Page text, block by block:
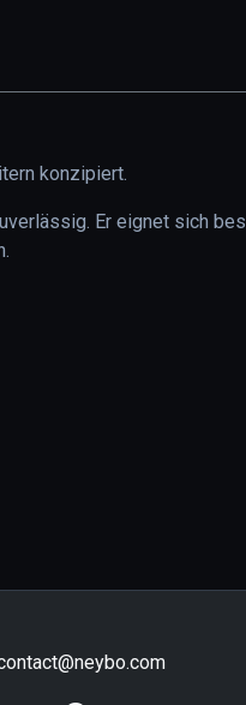
konzipiert.
Er eignet sich